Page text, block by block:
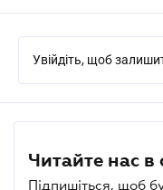
Увійдіть, щоб
Читайте нас
Підпишіться, щоб